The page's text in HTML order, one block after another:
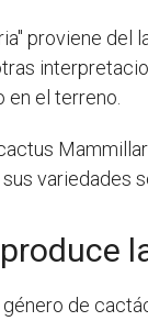
proviene del
el terreno.
variedades
género de